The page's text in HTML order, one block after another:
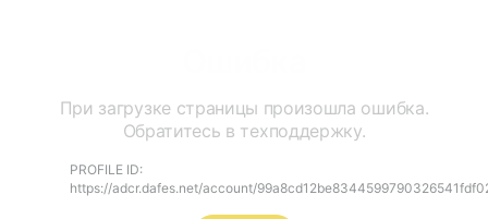
При загрузке страницы произошла ошибка.
Обратитесь в техподдержку.
PROFILE ID:
https://adcr.dafes.net/account/